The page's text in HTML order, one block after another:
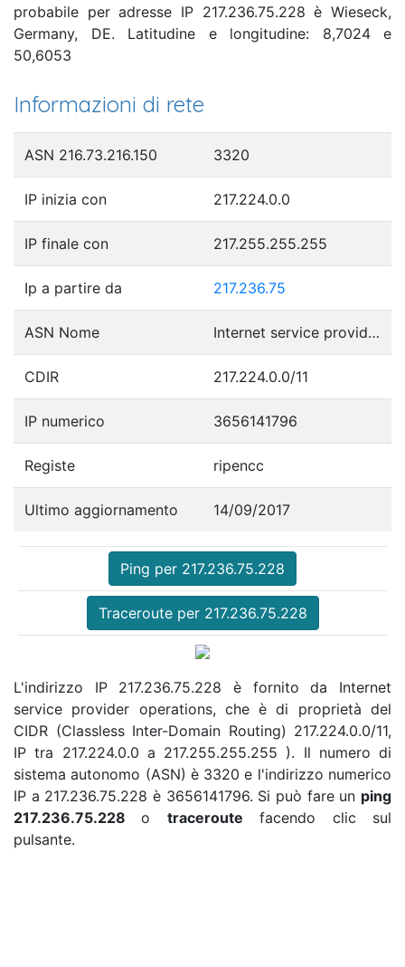
probabile per adresse IP 217.236.75.228 è Wieseck,
Germany, DE. Latitudine e longitudine: 8,7024 e
50,6053
Informazioni di rete
ASN 216.73.216.150 3320
IP inizia con 217.224.0.0
IP finale con 217.255.255.255
Ip a partire da 217.236.75
ASN Nome Internet service provider operations
CDIR 217.224.0.0/11
IP numerico 3656141796
Registe ripencc
Ultimo aggiornamento 14/09/2017
Ping per 217.236.75.228
Traceroute per 217.236.75.228
L'indirizzo IP 217.236.75.228 è fornito da Internet
service provider operations, che è di proprietà del
CIDR (Classless Inter-Domain Routing) 217.224.0.0/11,
IP tra 217.224.0.0 a 217.255.255.255 ). Il numero di
sistema autonomo (ASN) è 3320 e l'indirizzo numerico
IP a 217.236.75.228 è 3656141796. Si può fare un ping
217.236.75.228o traceroute facendo clic sul
pulsante.